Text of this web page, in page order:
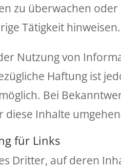
zu überwachen oder
Tätigkeit hinweisen.
Nutzung von
Haftung ist
Bei
diese Inhalte
für Links
Dritter, auf deren